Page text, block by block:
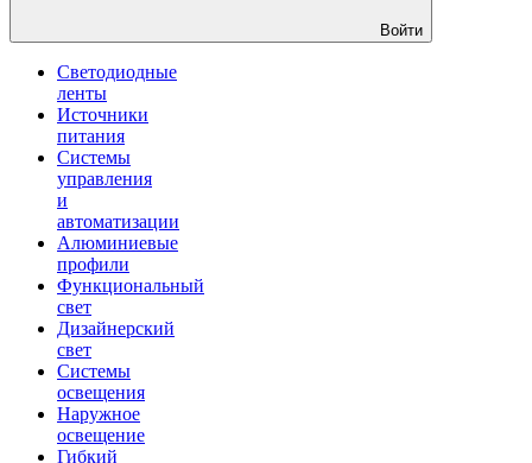
Войти
Светодиодные
ленты
Источники
питания
Системы
управления
и
автоматизации
Алюминиевые
профили
Функциональный
свет
Дизайнерский
свет
Системы
освещения
Наружное
освещение
Гибкий